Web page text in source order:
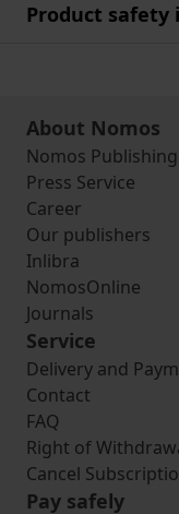
Product
About Nomos
Nomos Publishing
Press Service
Career
Our publishers
Inlibra
NomosOnline
Journals
Service
Delivery and
Contact
FAQ
Right of
Cancel
Pay safely